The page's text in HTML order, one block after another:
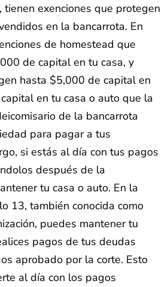
tienen exenciones que protegen
en la bancarrota. En
de homestead que
de capital en tu casa, y
hasta $5,000 de capital en
en tu casa o auto que la
de la bancarrota
para pagar a tus
si estás al día con tus pagos
después de la
tu casa o auto. En la
13, también conocida como
puedes mantener tu
pagos de tus deudas
aprobado por la corte. Esto
al día con los pagos